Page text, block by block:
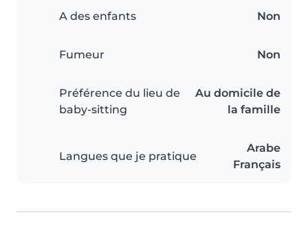
A des enfants Non
Fumeur Non
Préférence du lieu de
baby-sitting
Au domicile de
la famille
Langues que je pratique
Arabe
Français